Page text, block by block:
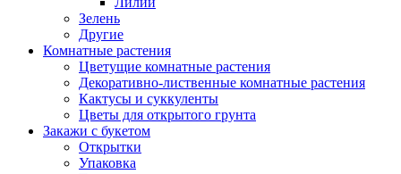
Зелень
Другие
Комнатные растения
Цветущие комнатные растения
Декоративно-лиственные комнатные растения
Кактусы и суккуленты
Цветы для открытого грунта
Закажи с букетом
Открытки
Упаковка